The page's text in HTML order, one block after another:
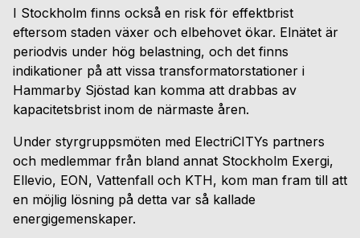
I Stockholm finns också en risk för effektbrist
eftersom staden växer och elbehovet ökar. Elnätet är
periodvis under hög belastning, och det finns
indikationer på att vissa transformatorstationer i
Hammarby Sjöstad kan komma att drabbas av
kapacitetsbrist inom de närmaste åren.
Under styrgruppsmöten med ElectriCITYs partners
och medlemmar från bland annat Stockholm Exergi,
Ellevio, EON, Vattenfall och KTH, kom man fram till att
en möjlig lösning på detta var så kallade
energigemenskaper.